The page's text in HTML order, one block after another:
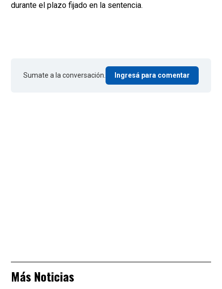
durante el plazo fijado en la sentencia.
Sumate a la conversación. Ingresá para comentar
Más Noticias